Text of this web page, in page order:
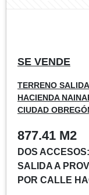
SE VENDE
TERRENO
HACIENDA
CIUDAD
877.41 M2
DOS
SALIDA A
POR CALLE